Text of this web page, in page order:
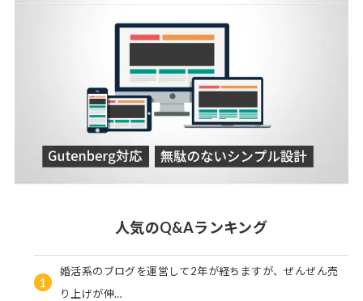
人気のQ&Aランキング
1
婚活系のブログを運営して2年が経ちますが、ぜんぜん売
り上げが伸…